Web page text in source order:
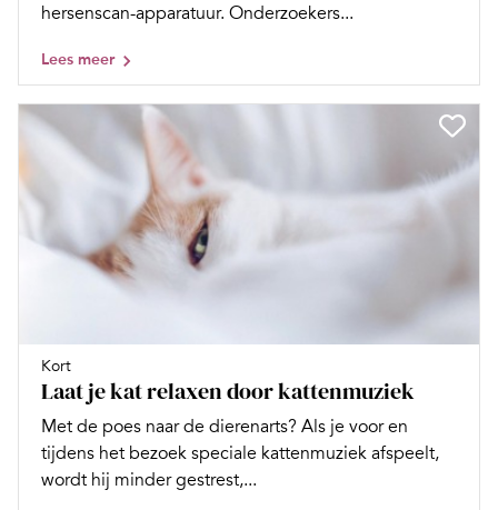
hersenscan-apparatuur. Onderzoekers...
Lees meer
Kort
Laat je kat relaxen door kattenmuziek
Met de poes naar de dierenarts? Als je voor en
tijdens het bezoek speciale kattenmuziek afspeelt,
wordt hij minder gestrest,...